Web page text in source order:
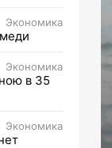
Экономика
Экономика
в 35
Экономика